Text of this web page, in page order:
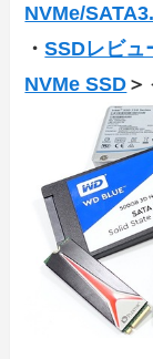
NVMe/
・SSDレビュ
NVMe SSD ＞